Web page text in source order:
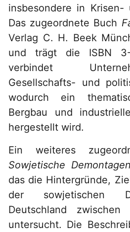
insbesondere in Krisen-
Das zugeordnete Buch
Verlag C. H. Beek
und trägt die ISBN 3-
verbindet
Gesellschafts- und
wodurch ein
Bergbau und
hergestellt wird.
Ein weiteres
Sowjetische
das die Hintergründe,
der sowjetischen
Deutschland
untersucht. Die